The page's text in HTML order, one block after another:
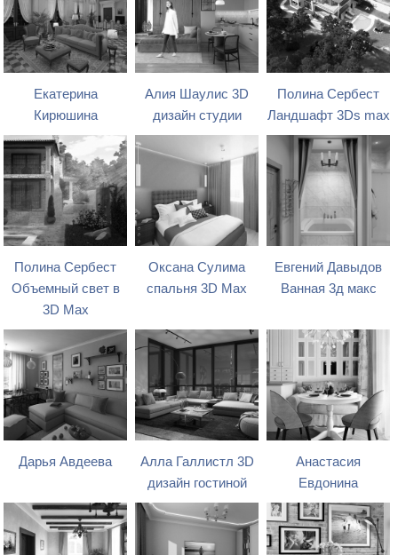
Екатерина
Кирюшина
Алия Шаулис 3D
дизайн студии
Полина Сербест
Ландшафт 3Ds max
Полина Сербест
Объемный свет в
3D Max
Оксана Сулима
спальня 3D Max
Евгений Давыдов
Ванная 3д макс
Дарья Авдеева
Алла Галлистл 3D
дизайн гостиной
Анастасия
Евдонина